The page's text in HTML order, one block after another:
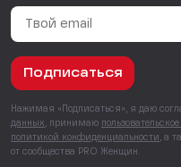
Подписаться
Нажимая «Подписаться», я даю
данных , принимаю
политикой конфиденциальности , а
от сообщества PRO Женщин.